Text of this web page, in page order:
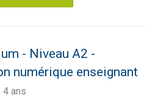
- Niveau A2 -
numérique enseignant
4 ans